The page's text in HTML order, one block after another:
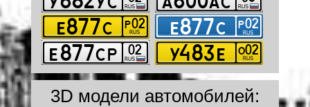
3D модели автомобилей: